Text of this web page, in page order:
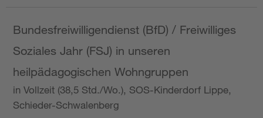
Bundesfreiwilligendienst (BfD) / Freiwilliges
Soziales Jahr (FSJ) in unseren
heilpädagogischen Wohngruppen
in Vollzeit (38,5 Std./Wo.), SOS-Kinderdorf Lippe,
Schieder-Schwalenberg